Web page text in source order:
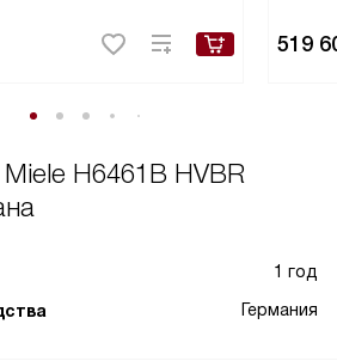
519
Miele H6461B HVBR
1 год
Германия